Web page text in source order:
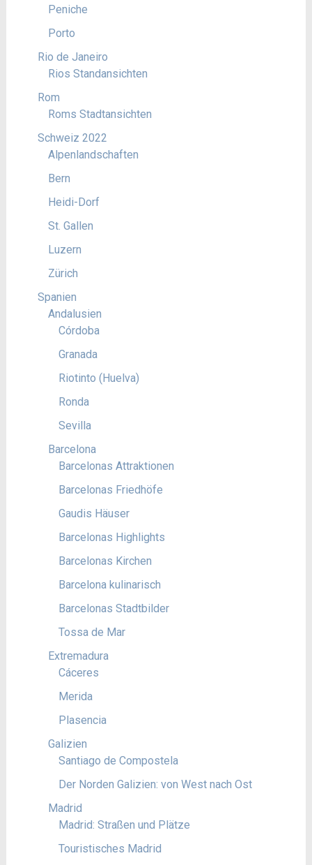
Peniche
Porto
Rio de Janeiro
Rios Standansichten
Rom
Roms Stadtansichten
Schweiz 2022
Alpenlandschaften
Bern
Heidi-Dorf
St. Gallen
Luzern
Zürich
Spanien
Andalusien
Córdoba
Granada
Riotinto (Huelva)
Ronda
Sevilla
Barcelona
Barcelonas Attraktionen
Barcelonas Friedhöfe
Gaudis Häuser
Barcelonas Highlights
Barcelonas Kirchen
Barcelona kulinarisch
Barcelonas Stadtbilder
Tossa de Mar
Extremadura
Cáceres
Merida
Plasencia
Galizien
Santiago de Compostela
Der Norden Galizien: von West nach Ost
Madrid
Madrid: Straßen und Plätze
Touristisches Madrid